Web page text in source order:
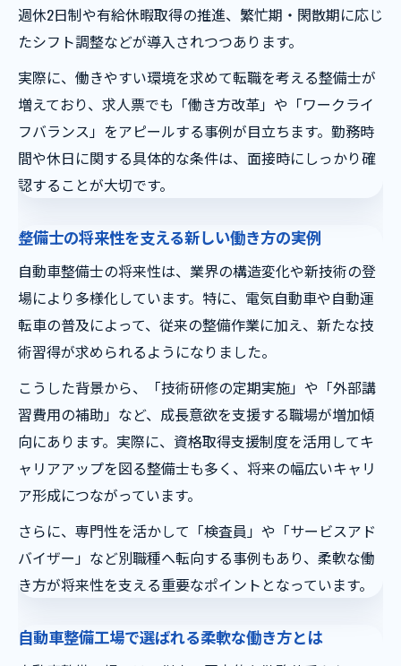
週休2日制や有給休暇取得の推進、繁忙期・閑散期に応じ
たシフト調整などが導入されつつあります。
実際に、働きやすい環境を求めて転職を考える整備士が
増えており、求人票でも「働き方改革」や「ワークライ
フバランス」をアピールする事例が目立ちます。勤務時
間や休日に関する具体的な条件は、面接時にしっかり確
認することが大切です。
整備士の将来性を支える新しい働き方の実例
自動車整備士の将来性は、業界の構造変化や新技術の登
場により多様化しています。特に、電気自動車や自動運
転車の普及によって、従来の整備作業に加え、新たな技
術習得が求められるようになりました。
こうした背景から、「技術研修の定期実施」や「外部講
習費用の補助」など、成長意欲を支援する職場が増加傾
向にあります。実際に、資格取得支援制度を活用してキ
ャリアアップを図る整備士も多く、将来の幅広いキャリ
ア形成につながっています。
さらに、専門性を活かして「検査員」や「サービスアド
バイザー」など別職種へ転向する事例もあり、柔軟な働
き方が将来性を支える重要なポイントとなっています。
自動車整備工場で選ばれる柔軟な働き方とは